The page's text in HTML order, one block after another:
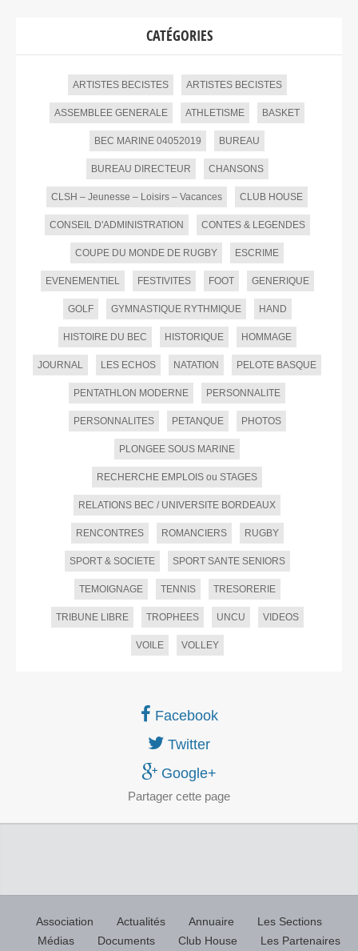
CATÉGORIES
ARTISTES BECISTES ARTISTES BECISTES
ASSEMBLEE GENERALE ATHLETISME BASKET
BEC MARINE 04052019 BUREAU
BUREAU DIRECTEUR CHANSONS
CLSH – Jeunesse – Loisirs – Vacances CLUB HOUSE
CONSEIL D'ADMINISTRATION CONTES & LEGENDES
COUPE DU MONDE DE RUGBY ESCRIME
EVENEMENTIEL FESTIVITES FOOT GENERIQUE
GOLF GYMNASTIQUE RYTHMIQUE HAND
HISTOIRE DU BEC HISTORIQUE HOMMAGE
JOURNAL LES ECHOS NATATION PELOTE BASQUE
PENTATHLON MODERNE PERSONNALITE
PERSONNALITES PETANQUE PHOTOS
PLONGEE SOUS MARINE
RECHERCHE EMPLOIS ou STAGES
RELATIONS BEC / UNIVERSITE BORDEAUX
RENCONTRES ROMANCIERS RUGBY
SPORT & SOCIETE SPORT SANTE SENIORS
TEMOIGNAGE TENNIS TRESORERIE
TRIBUNE LIBRE TROPHEES UNCU VIDEOS
VOILE VOLLEY
Facebook
Twitter
Google+
Partager cette page
Association Actualités Annuaire
Les Sections
Médias
Documents Club House Les Partenaires